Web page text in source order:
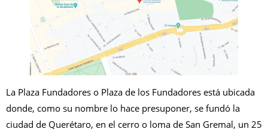
La Plaza Fundadores o Plaza de los Fundadores está ubicada
donde, como su nombre lo hace presuponer, se fundó la
ciudad de Querétaro, en el cerro o loma de San Gremal, un 25